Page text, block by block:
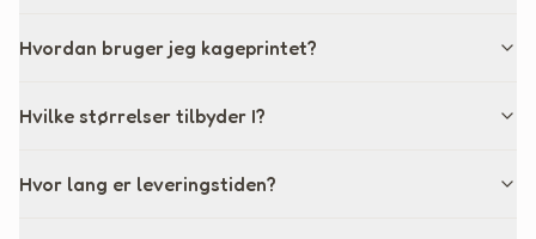
Hvordan bruger jeg kageprintet?
Hvilke størrelser tilbyder I?
Hvor lang er leveringstiden?